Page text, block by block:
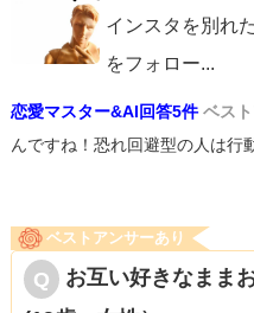
インスタを別れ
をフォロー...
恋愛マスター&AI回答5件 ベス
んですね！恐れ回避型の人は行
ベストアンサーあり
お互い好きなまま